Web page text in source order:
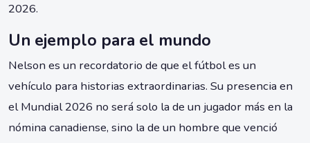
2026.
Un ejemplo para el mundo
Nelson es un recordatorio de que el fútbol es un
vehículo para historias extraordinarias. Su presencia en
el Mundial 2026 no será solo la de un jugador más en la
nómina canadiense, sino la de un hombre que venció